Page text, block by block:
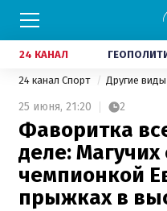
24 КАНАЛ
24 канал Спорт Другие
25 июня, 21:20 2
Фаворитка
деле: Магучих
чемпионкой
прыжках в